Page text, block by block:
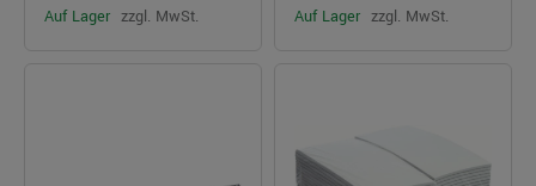
Auf Lager zzgl. MwSt.
Auf Lager zzgl. MwSt.